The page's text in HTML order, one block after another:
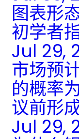
图表形
初学者
Jul 29,
市场预
的概率
议前形
Jul 29,